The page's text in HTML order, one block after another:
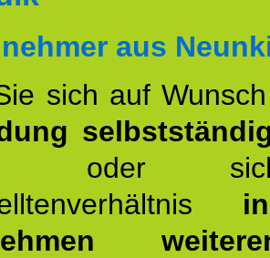
aus
sich auf
oder